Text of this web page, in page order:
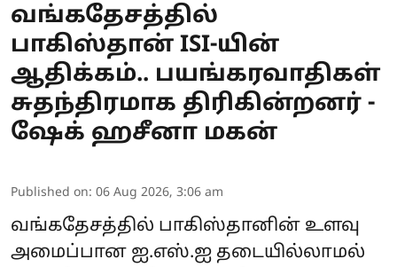
வங்கதேசத்தில்
பாகிஸ்தான் ISI-யின்
ஆதிக்கம்.. பயங்கரவாதிகள்
சுதந்திரமாக திரிகின்றனர் -
ஷேக் ஹசீனா மகன்
Published on: 06 Aug 2026, 3:06 am
வங்கதேசத்தில் பாகிஸ்தானின் உளவு
அமைப்பான ஐ.எஸ்.ஐ தடையில்லாமல்